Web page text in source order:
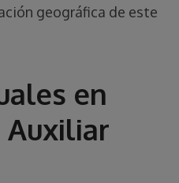
geográfica de este
en
Auxiliar